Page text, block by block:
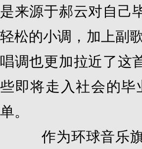
是来源于郝云对自己
轻松的小调，加上副
唱调也更加拉近了这
些即将走入社会的
单。
作为环球音乐旗